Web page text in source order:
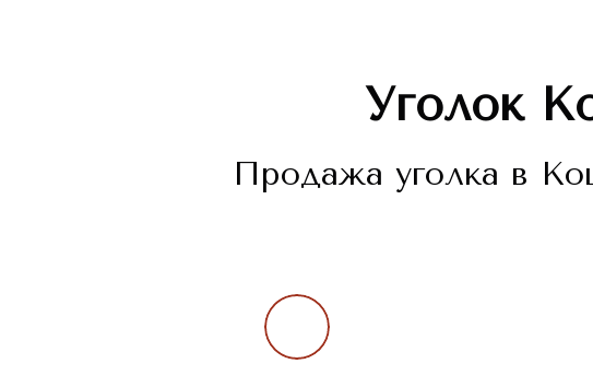
Уголок
Продажа уголка в